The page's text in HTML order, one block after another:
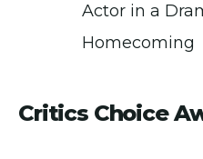
Actor in a
Homecoming
Critics Choice